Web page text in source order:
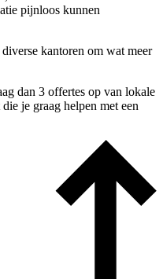
pijnloos kunnen
kantoren om wat meer
dan 3 offertes op van lokale
je graag helpen met een